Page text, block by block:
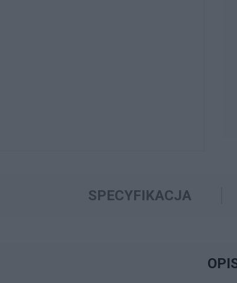
SPECYFIKACJA